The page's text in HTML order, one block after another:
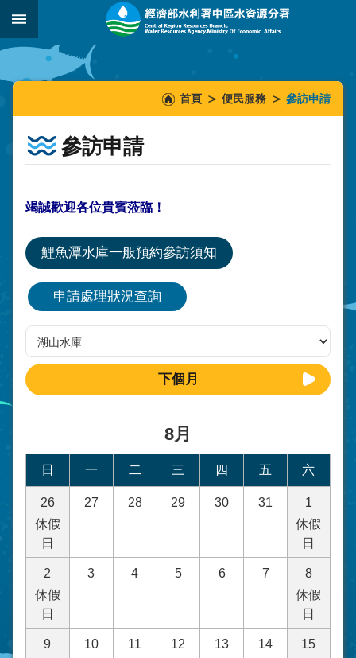
跳到主要內容區塊
:::
_
::::::
首頁 便民服務 參訪申請
參訪申請
竭誠歡迎各位貴賓蒞臨！
鯉魚潭水庫一般預約參訪須知
申請處理狀況查詢
下個月
8月
日 一 二 三 四 五 六
26
休假
日
27 28 29 30 31
1
休假
日
2
休假
日
3 4 5 6 7
8
休假
日
9
10 11 12 13 14
15